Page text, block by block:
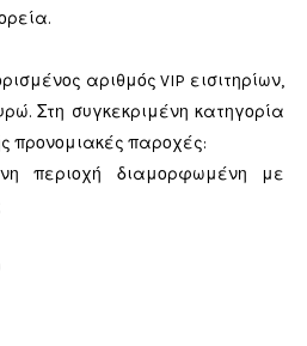
αριθμός VIP εισιτηρίων,
Στη συγκεκριμένη κατηγορία
προνομιακές παροχές:
περιοχή διαμορφωμένη με